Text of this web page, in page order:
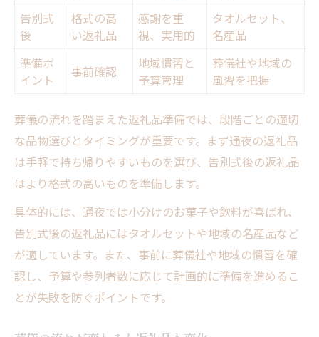
告別式
後
格式の高
い返礼品
感謝を重
視、実用的
タオルセット、
名産品
準備ポ
イント
事前確認
地域慣習と
予算管理
葬儀社や地域の
風習を把握
葬儀の流れを踏まえた返礼品準備では、段階ごとの適切
な品物選びとタイミングが重要です。まず通夜の返礼品
は手軽で持ち帰りやすいものを選び、告別式後の返礼品
はより格式の高いものを準備します。
具体的には、通夜では小分けのお菓子や飲料が喜ばれ、
告別式後の返礼品にはタオルセットや地域の名産品など
が適しています。また、事前に葬儀社や地域の慣習を確
認し、予算や参列者数に応じて計画的に準備を進めるこ
とが失敗を防ぐポイントです。